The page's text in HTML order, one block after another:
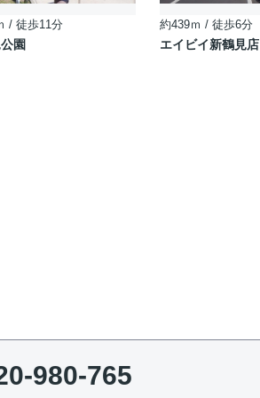
/ 徒歩11分
園
約439ｍ / 徒歩6分
エイビイ新鶴見店
980-765